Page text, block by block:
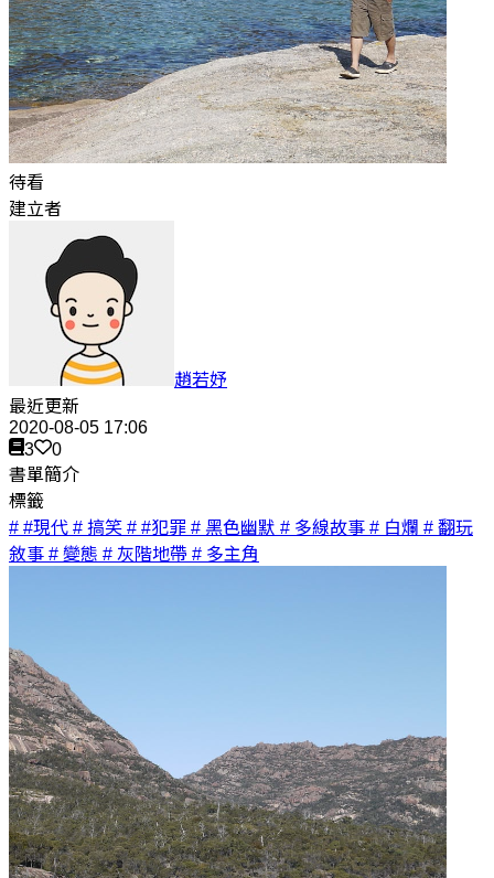
待看
建立者
趙若妤
最近更新
2020-08-05 17:06
3
0
書單簡介
標籤
# #現代 # 搞笑 # #犯罪 # 黑色幽默 # 多線故事 # 白爛 # 翻玩
敘事 # 變態 # 灰階地帶 # 多主角